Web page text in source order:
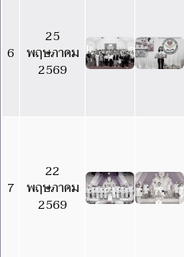
6
25
พฤษภาคม
2569
7
22
พฤษภาคม
2569